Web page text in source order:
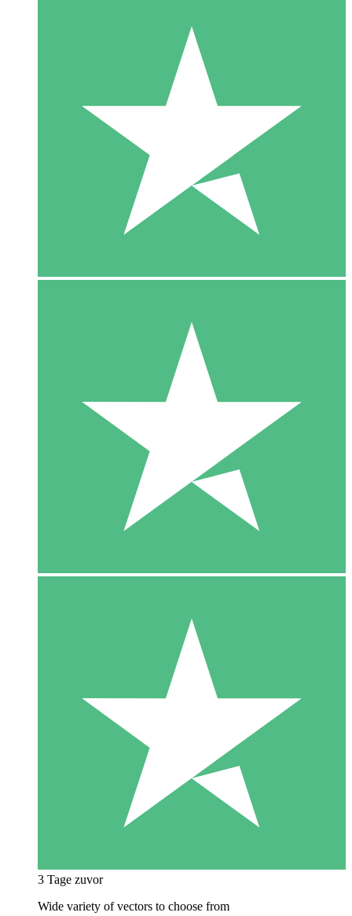
3 Tage zuvor
Wide variety of vectors to choose from